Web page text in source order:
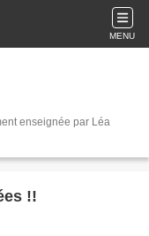
MENU
enseignée par Léa
!!